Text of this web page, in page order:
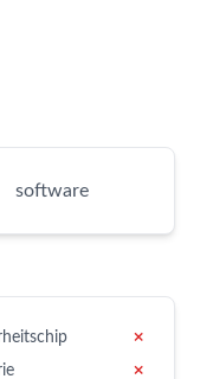
software
✗
✗